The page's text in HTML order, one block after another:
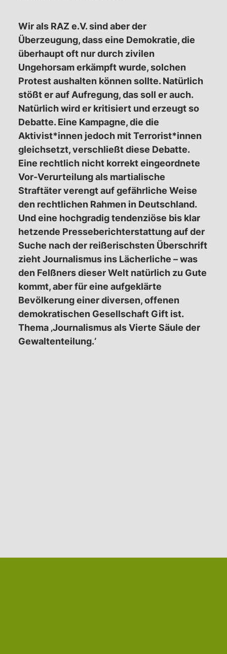
Wir als RAZ e.V. sind aber der
Überzeugung, dass eine Demokratie, die
überhaupt oft nur durch zivilen
Ungehorsam erkämpft wurde, solchen
Protest aushalten können sollte. Natürlich
stößt er auf Aufregung, das soll er auch.
Natürlich wird er kritisiert und erzeugt so
Debatte. Eine Kampagne, die die
Aktivist*innen jedoch mit Terrorist*innen
gleichsetzt, verschließt diese Debatte.
Eine rechtlich nicht korrekt eingeordnete
Vor-Verurteilung als martialische
Straftäter verengt auf gefährliche Weise
den rechtlichen Rahmen in Deutschland.
Und eine hochgradig tendenziöse bis klar
hetzende Presseberichterstattung auf der
Suche nach der reißerischsten Überschrift
zieht Journalismus ins Lächerliche – was
den Felßners dieser Welt natürlich zu Gute
kommt, aber für eine aufgeklärte
Bevölkerung einer diversen, offenen
demokratischen Gesellschaft Gift ist.
Thema ‚Journalismus als Vierte Säule der
Gewaltenteilung.‘